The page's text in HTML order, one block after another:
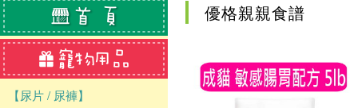
【尿片 / 尿褲】
優格親親食譜